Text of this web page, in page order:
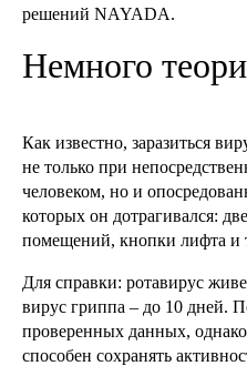
решений NAYADA.
Немного
Как известно, заразиться
не только при
человеком, но и
которых он дотрагивался:
помещений, кнопки лифта и
Для справки: ротавирус
вирус гриппа – до 10 дней.
проверенных данных,
способен сохранять